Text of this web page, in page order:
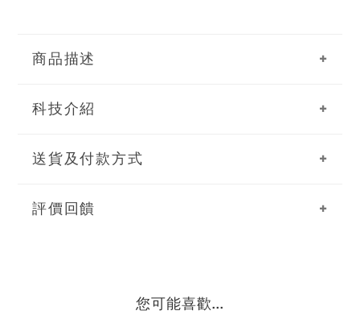
商品描述
科技介紹
送貨及付款方式
評價回饋
您可能喜歡...